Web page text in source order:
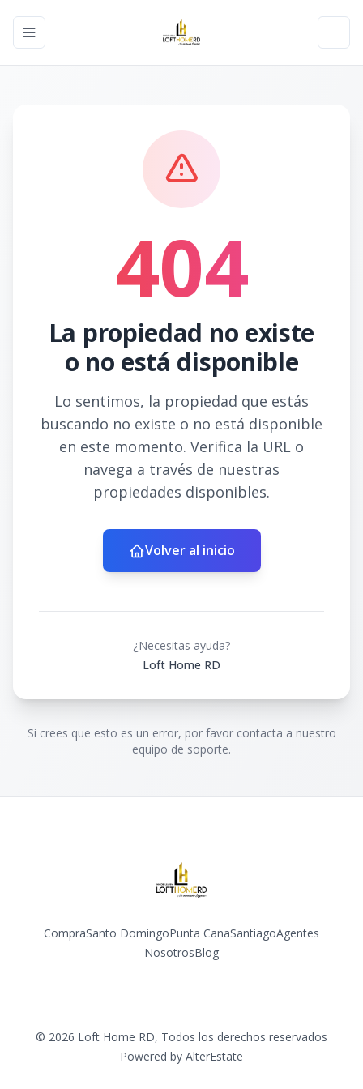
Toggle navigation menu
404
La propiedad no existe
o no está disponible
Lo sentimos, la propiedad que estás
buscando no existe o no está disponible
en este momento. Verifica la URL o
navega a través de nuestras
propiedades disponibles.
Volver al inicio
¿Necesitas ayuda?
Loft Home RD
Si crees que esto es un error, por favor contacta a nuestro
equipo de soporte.
CompraSanto DomingoPunta CanaSantiagoAgentes
NosotrosBlog
© 2026 Loft Home RD, Todos los derechos reservados
Powered by AlterEstate